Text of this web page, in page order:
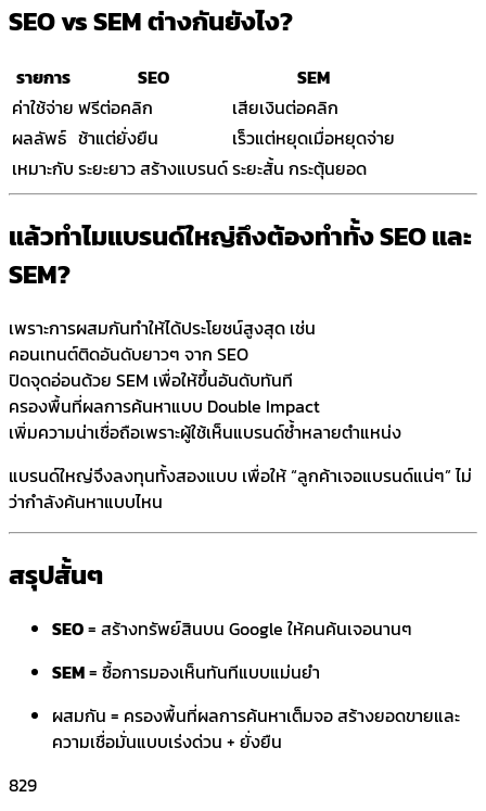
SEO vs SEM ต่างกันยังไง?
รายการ SEO
SEM
ค่าใช้จ่าย ฟรีต่อคลิก
เสียเงินต่อคลิก
ผลลัพธ์ ช้าแต่ยั่งยืน
เร็วแต่หยุดเมื่อหยุดจ่าย
เหมาะกับ ระยะยาว สร้างแบรนด์ระยะสั้น กระตุ้นยอด
แล้วทำไมแบรนด์ใหญ่ถึงต้องทำทั้ง SEO และ
SEM?
เพราะการผสมกันทำให้ได้ประโยชน์สูงสุด เช่น
คอนเทนต์ติดอันดับยาวๆ จาก SEO
ปิดจุดอ่อนด้วย SEM เพื่อให้ขึ้นอันดับทันที
ครองพื้นที่ผลการค้นหาแบบ Double Impact
เพิ่มความน่าเชื่อถือเพราะผู้ใช้เห็นแบรนด์ซ้ำหลายตำแหน่ง
แบรนด์ใหญ่จึงลงทุนทั้งสองแบบ เพื่อให้ “ลูกค้าเจอแบรนด์แน่ๆ” ไม่
ว่ากำลังค้นหาแบบไหน
สรุปสั้นๆ
SEO= สร้างทรัพย์สินบน Google ให้คนค้นเจอนานๆ
SEM= ซื้อการมองเห็นทันทีแบบแม่นยำ
ผสมกัน = ครองพื้นที่ผลการค้นหาเต็มจอ สร้างยอดขายและ
ความเชื่อมั่นแบบเร่งด่วน + ยั่งยืน
829